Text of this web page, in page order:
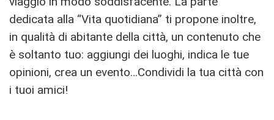
dedicata alla “Vita quotidiana” ti propone inoltre,
in qualità di abitante della città, un contenuto che
è soltanto tuo: aggiungi dei luoghi, indica le tue
opinioni, crea un evento…Condividi la tua città con
i tuoi amici!